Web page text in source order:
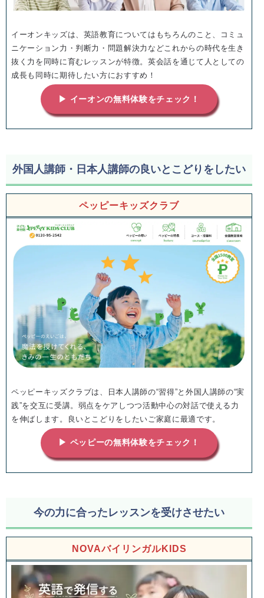
イーオンキッズは、英語教育についてはもちろんのこと、コミュ
ニケーション力・判断力・問題解決力などこれからの時代を生き
抜く力を同時に育むレッスンが特徴。英会話を通じて人としての
成長も同時に期待したい方におすすめ！
▶ イーオンの無料体験をチェック！
外国人講師・日本人講師の良いとこどりをしたい
ペッピーキッズクラブ
ペッピーキッズクラブは、日本人講師の“習得”と外国人講師の“実
践”を交互に受講。弱点をケアしつつ活動中心の対話で使える力
を伸ばします。良いとこどりをしたいご家庭に最適です。
▶ ペッピーの無料体験をチェック！
今の力に合ったレッスンを受けさせたい
NOVAバイリンガルKIDS